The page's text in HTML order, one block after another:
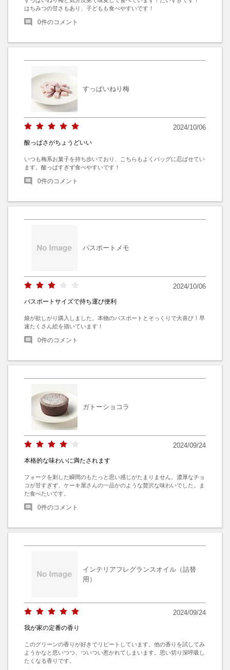
はちみつの甘さもあり、子どもも食べやすいです！
0件のコメント
すっぱいねり梅
2024/10/06
酸っぱさがちょうどいい
いつも梅系お菓子を持ち歩いており、こちらもよくバッグに忍ばせてい
ます。酸っぱすぎず食べやすいです！
0件のコメント
パスポートメモ
2024/10/06
パスポートサイズで持ち運び便利
娘が欲しがり購入しました。本物のパスポートとそっくりで大喜び！早
速たくさん絵を描いています！
0件のコメント
ガトーショコラ
2024/09/24
本格的な味わいに満たされます
フォークを刺した瞬間のもたっと思い感じがたまりません。濃厚なチョ
コが甘すぎず、ケーキ屋さんの一品かのような贅沢な味わいでした。ま
た食べたいです。
0件のコメント
インテリアフレグランスオイル（詰替
用）
2024/09/24
我が家の定番の香り
このグリーンの香りが好きでリピートしています。他の香りを試してみ
ようかなと思いつつ、ついつい惹かれてしまいます。思い切り深呼吸し
たくなる香りです。